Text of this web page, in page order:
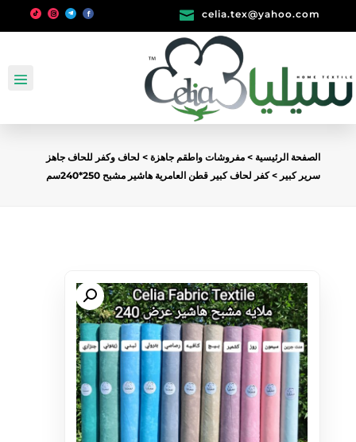
 celia.tex@yahoo.com
الصفحة الرئيسية > مفروشات واطقم جاهزة> لحاف وكفر للحاف جاهز
سرير كبير > كفر لحاف كبير قطن العامرية هاشير مشبح 250*240سم